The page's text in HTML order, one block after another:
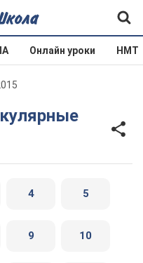
Онлайн уроки НМТ
4 5
9 10